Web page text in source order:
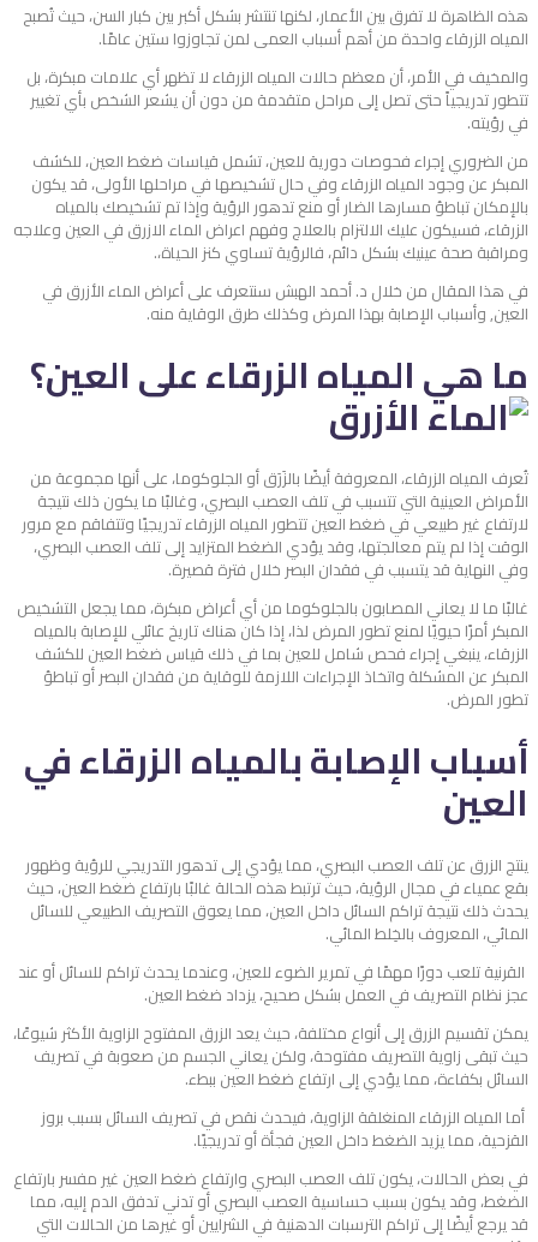
هذه الظاهرة لا تفرق بين الأعمار، لكنها تنتشر بشكل أكبر بين كبار السن، حيث تُصبح
المياه الزرقاء واحدة من أهم أسباب العمى لمن تجاوزوا ستين عامًا.
والمخيف في الأمر، أن معظم حالات المياه الزرقاء لا تظهر أي علامات مبكرة، بل
تتطور تدريجياً حتى تصل إلى مراحل متقدمة من دون أن يشعر الشخص بأي تغيير
في رؤيته.
من الضروري إجراء فحوصات دورية للعين، تشمل قياسات ضغط العين، للكشف
المبكر عن وجود المياه الزرقاء وفي حال تشخيصها في مراحلها الأولى، قد يكون
بالإمكان تباطؤ مسارها الضار أو منع تدهور الرؤية وإذا تم تشخيصك بالمياه
الزرقاء، فسيكون عليك الالتزام بالعلاج وفهم اعراض الماء الازرق في العين وعلاجه
ومراقبة صحة عينيك بشكل دائم، فالرؤية تساوي كنز الحياة،.
في هذا المقال من خلال د. أحمد الهبش سنتعرف على أعراض الماء الأزرق في
العين, وأسباب الإصابة بهذا المرض وكذلك طرق الوقاية منه.
ما هي المياه الزرقاء على العين؟
تُعرف المياه الزرقاء، المعروفة أيضًا بالزَرَق أو الجلوكوما، على أنها مجموعة من
الأمراض العينية التي تتسبب في تلف العصب البصري، وغالبًا ما يكون ذلك نتيجة
لارتفاع غير طبيعي في ضغط العين تتطور المياه الزرقاء تدريجيًا وتتفاقم مع مرور
الوقت إذا لم يتم معالجتها، وقد يؤدي الضغط المتزايد إلى تلف العصب البصري،
وفي النهاية قد يتسبب في فقدان البصر خلال فترة قصيرة.
غالبًا ما لا يعاني المصابون بالجلوكوما من أي أعراض مبكرة، مما يجعل التشخيص
المبكر أمرًا حيويًا لمنع تطور المرض لذا، إذا كان هناك تاريخ عائلي للإصابة بالمياه
الزرقاء، ينبغي إجراء فحص شامل للعين بما في ذلك قياس ضغط العين للكشف
المبكر عن المشكلة واتخاذ الإجراءات اللازمة للوقاية من فقدان البصر أو تباطؤ
تطور المرض.
أسباب الإصابة بالمياه الزرقاء في
العين
ينتج الزرق عن تلف العصب البصري، مما يؤدي إلى تدهور التدريجي للرؤية وظهور
بقع عمياء في مجال الرؤية، حيث ترتبط هذه الحالة غالبًا بارتفاع ضغط العين، حيث
يحدث ذلك نتيجة تراكم السائل داخل العين، مما يعوق التصريف الطبيعي للسائل
المائي، المعروف بالخِلط المائي.
القرنية تلعب دورًا مهمًا في تمرير الضوء للعين، وعندما يحدث تراكم للسائل أو عند
عجز نظام التصريف في العمل بشكل صحيح، يزداد ضغط العين.
يمكن تقسيم الزرق إلى أنواع مختلفة، حيث يعد الزرق المفتوح الزاوية الأكثر شيوعًا،
حيث تبقى زاوية التصريف مفتوحة، ولكن يعاني الجسم من صعوبة في تصريف
السائل بكفاءة، مما يؤدي إلى ارتفاع ضغط العين ببطء.
أما المياه الزرقاء المنغلقة الزاوية، فيحدث نقص في تصريف السائل بسبب بروز
القزحية، مما يزيد الضغط داخل العين فجأة أو تدريجيًا.
في بعض الحالات، يكون تلف العصب البصري وارتفاع ضغط العين غير مفسر بارتفاع
الضغط، وقد يكون بسبب حساسية العصب البصري أو تدني تدفق الدم إليه، مما
قد يرجع أيضًا إلى تراكم الترسبات الدهنية في الشرايين أو غيرها من الحالات التي